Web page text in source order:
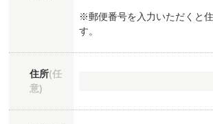
※郵便番号を入力いただくと
す。
住所(任
意)